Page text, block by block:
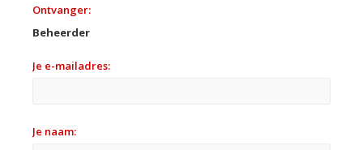
Ontvanger:
Beheerder
Je e-mailadres:
Je naam: